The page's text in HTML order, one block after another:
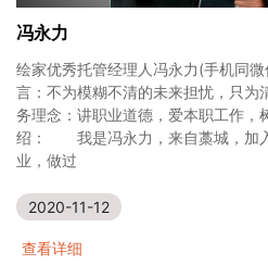
冯永力
绘家优秀托管经理人冯永力(手机
言：不为模糊不清的未来担忧，只
务理念：讲职业道德，爱本职工作
绍： 我是冯永力，来自藁城，加
业，做过
2020-11-12
查看详细